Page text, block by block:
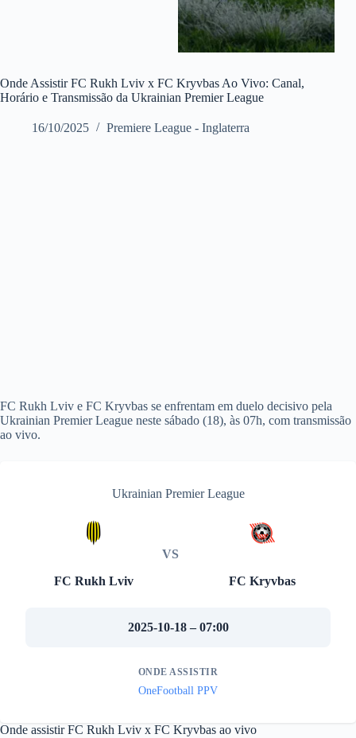
Onde Assistir FC Rukh Lviv x FC Kryvbas Ao Vivo: Canal,
Horário e Transmissão da Ukrainian Premier League
16/10/2025 Premiere League - Inglaterra
FC Rukh Lviv e FC Kryvbas se enfrentam em duelo decisivo pela
Ukrainian Premier League neste sábado (18), às 07h, com transmissão
ao vivo.
Ukrainian Premier League
FC Rukh Lviv
VS
FC Kryvbas
2025-10-18 – 07:00
ONDE ASSISTIR
OneFootball PPV
Onde assistir FC Rukh Lviv x FC Kryvbas ao vivo